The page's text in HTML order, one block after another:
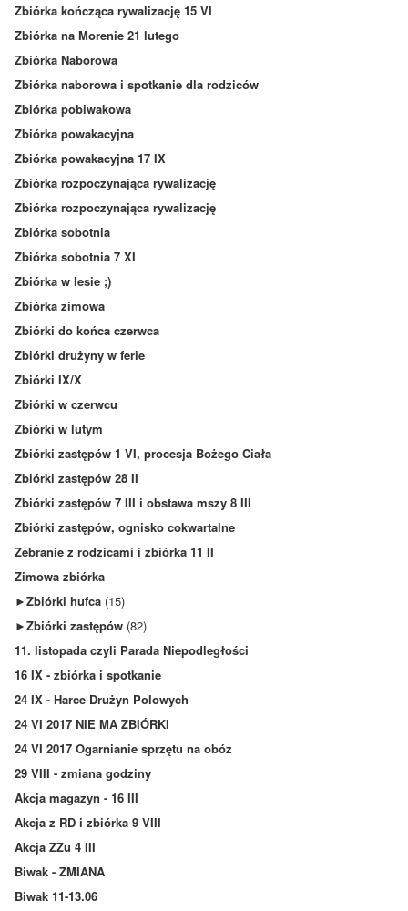
Zbiórka kończąca rywalizację 15 VI
Zbiórka na Morenie 21 lutego
Zbiórka Naborowa
Zbiórka naborowa i spotkanie dla rodziców
Zbiórka pobiwakowa
Zbiórka powakacyjna
Zbiórka powakacyjna 17 IX
Zbiórka rozpoczynająca rywalizację
Zbiórka rozpoczynająca rywalizację
Zbiórka sobotnia
Zbiórka sobotnia 7 XI
Zbiórka w lesie ;)
Zbiórka zimowa
Zbiórki do końca czerwca
Zbiórki drużyny w ferie
Zbiórki IX/X
Zbiórki w czerwcu
Zbiórki w lutym
Zbiórki zastępów 1 VI, procesja Bożego Ciała
Zbiórki zastępów 28 II
Zbiórki zastępów 7 III i obstawa mszy 8 III
Zbiórki zastępów, ognisko cokwartalne
Zebranie z rodzicami i zbiórka 11 II
Zimowa zbiórka
►Zbiórki hufca (15)
►Zbiórki zastępów (82)
11. listopada czyli Parada Niepodległości
16 IX - zbiórka i spotkanie
24 IX - Harce Drużyn Polowych
24 VI 2017 NIE MA ZBIÓRKI
24 VI 2017 Ogarnianie sprzętu na obóz
29 VIII - zmiana godziny
Akcja magazyn - 16 III
Akcja z RD i zbiórka 9 VIII
Akcja ZZu 4 III
Biwak - ZMIANA
Biwak 11-13.06